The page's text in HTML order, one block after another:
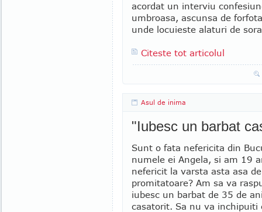
acordat un interviu
umbroasa, ascunsa de
unde locuieste alaturi de
Citeste tot articolul
Asul de inima
"Iubesc un barbat
Sunt o fata nefericita din
numele ei Angela, si am 19
nefericit la varsta asta asa de
promitatoare? Am sa va
iubesc un barbat de 35 de
casatorit. Sa nu va inchipuiti